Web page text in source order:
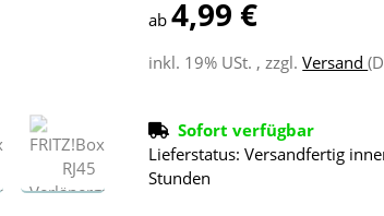
ab4,99 €
inkl. 19% USt. , zzgl.Versand
Sofort verfügbar
Lieferstatus: Versandfertig
Stunden